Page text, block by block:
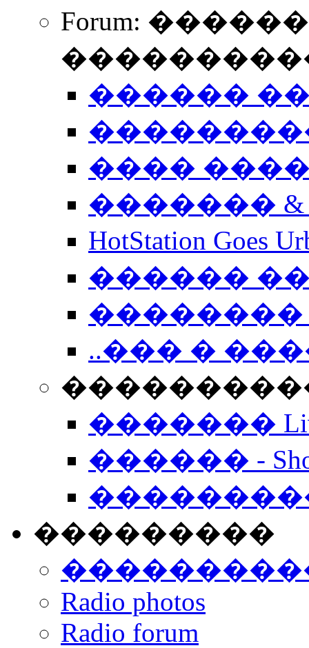
Forum:
������
����
�������
HotStation
������
��������
..��� �
����������
�������
������ -
���������
Radio photos
Radio forum